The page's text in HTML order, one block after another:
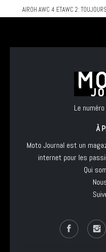
AIROH AWC 4 ETAWC 2:
Le
À
Moto Journal est un
internet pour les
Qui